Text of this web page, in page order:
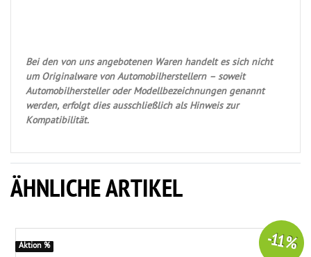
Bei den von uns angebotenen Waren handelt es sich nicht
um Originalware von Automobilherstellern – soweit
Automobilhersteller oder Modellbezeichnungen genannt
werden, erfolgt dies ausschließlich als Hinweis zur
Kompatibilität.
ÄHNLICHE ARTIKEL
-11 %
Aktion %